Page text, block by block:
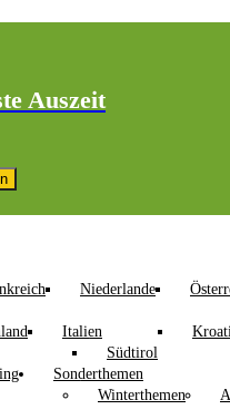
Auszeit
Niederlande
Italien
Südtirol
Sonderthemen
Winterthemen